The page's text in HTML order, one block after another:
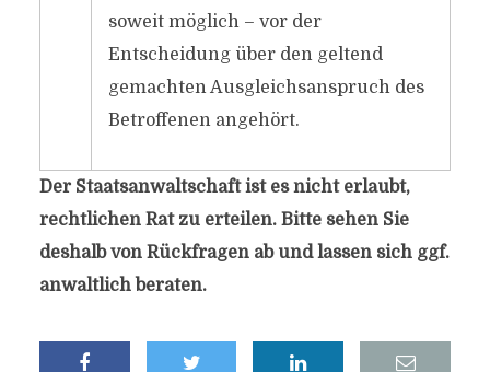
soweit möglich – vor der
Entscheidung über den geltend
gemachten Ausgleichsanspruch des
Betroffenen angehört.
Der Staatsanwaltschaft ist es nicht erlaubt,
rechtlichen Rat zu erteilen. Bitte sehen Sie
deshalb von Rückfragen ab und lassen sich ggf.
anwaltlich beraten.